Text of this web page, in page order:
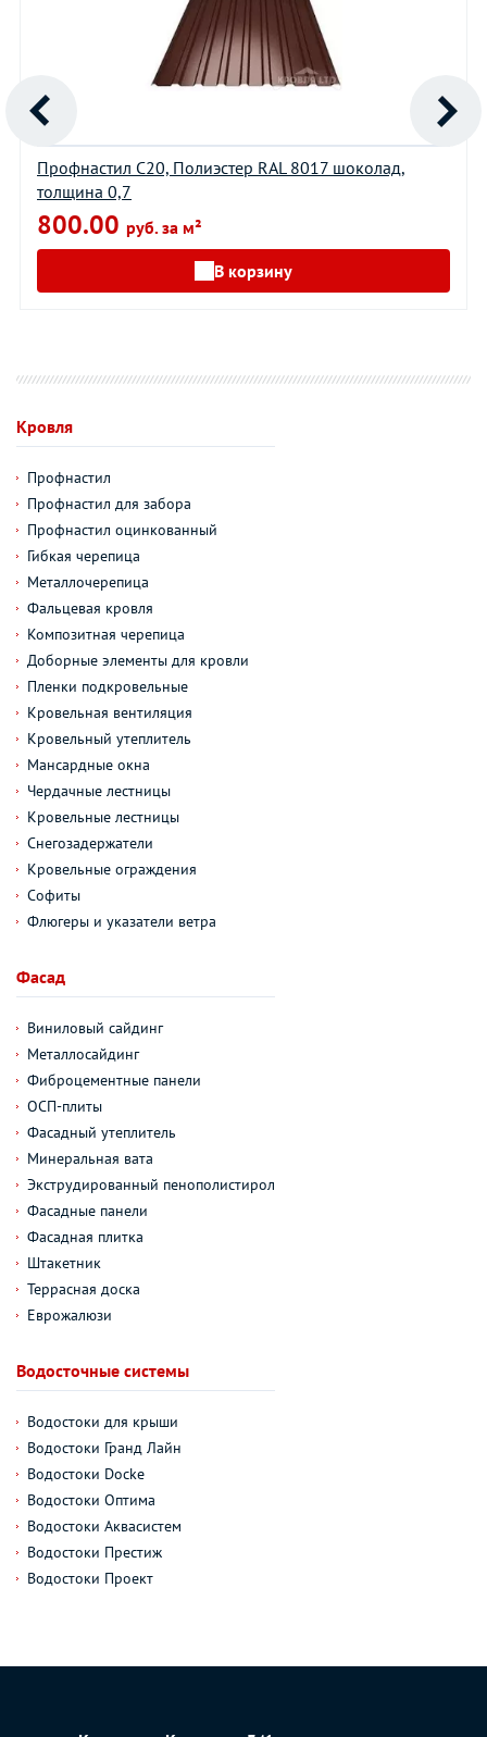
Профнастил С20, Полиэстер RAL 8017 шоколад,
толщина 0,7
800.00 руб. за м²
В корзину
Кровля
Профнастил
Профнастил для забора
Профнастил оцинкованный
Гибкая черепица
Металлочерепица
Фальцевая кровля
Композитная черепица
Доборные элементы для кровли
Пленки подкровельные
Кровельная вентиляция
Кровельный утеплитель
Мансардные окна
Чердачные лестницы
Кровельные лестницы
Снегозадержатели
Кровельные ограждения
Софиты
Флюгеры и указатели ветра
Фасад
Виниловый сайдинг
Металлосайдинг
Фиброцементные панели
ОСП-плиты
Фасадный утеплитель
Минеральная вата
Экструдированный пенополистирол
Фасадные панели
Фасадная плитка
Штакетник
Террасная доска
Еврожалюзи
Водосточные системы
Водостоки для крыши
Водостоки Гранд Лайн
Водостоки Docke
Водостоки Оптима
Водостоки Аквасистем
Водостоки Престиж
Водостоки Проект